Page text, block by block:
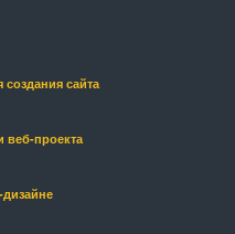
сайта
веб-проекта